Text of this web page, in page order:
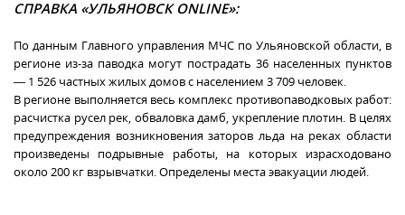
СПРАВКА «УЛЬЯНОВСК ONLINE»:
По данным Главного управления МЧС по Ульяновской области, в
регионе из-за паводка могут пострадать 36 населенных пунктов
— 1 526 частных жилых домов с населением 3 709 человек.
В регионе выполняется весь комплекс противопаводковых работ:
расчистка русел рек, обваловка дамб, укрепление плотин. В целях
предупреждения возникновения заторов льда на реках области
произведены подрывные работы, на которых израсходовано
около 200 кг взрывчатки. Определены места эвакуации людей.